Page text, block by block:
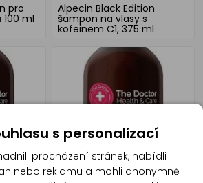
pro
ml
Alpecin Black Edition
šampon na vlasy s
kofeinem C1, 375 ml
Ichtyol The Doctor Health & Care
Keratin + Arginine + Biotin
s personalizací
procházení stránek, nabídli
nebo reklamu a mohli anonymně